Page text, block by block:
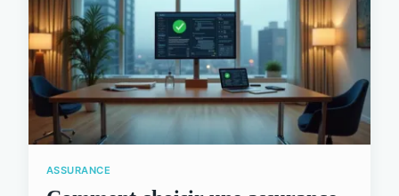
ASSURANCE